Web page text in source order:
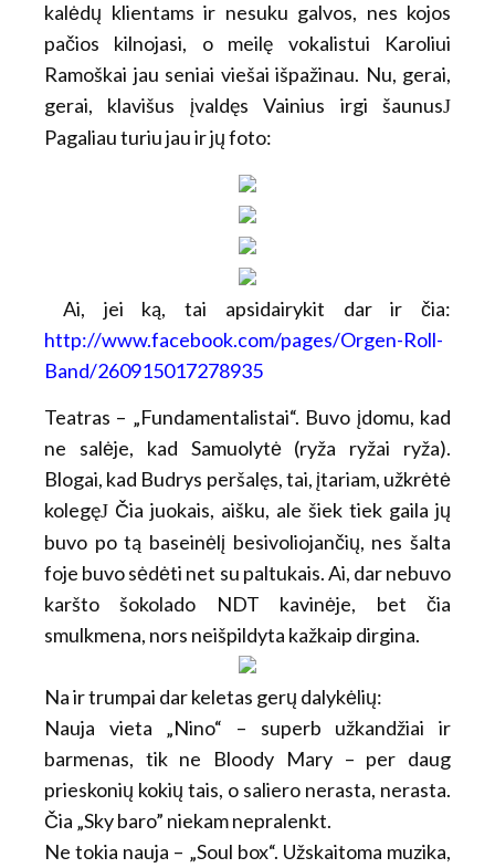
kalėdų klientams ir nesuku galvos, nes kojos
pačios kilnojasi, o meilę vokalistui Karoliui
Ramoškai jau seniai viešai išpažinau. Nu, gerai,
gerai, klavišus įvaldęs Vainius irgi šaunusJ
Pagaliau turiu jau ir jų foto:
Ai, jei ką, tai apsidairykit dar ir čia:
http://www.facebook.com/pages/Orgen-Roll-
Band/260915017278935
Teatras – „Fundamentalistai“. Buvo įdomu, kad
ne salėje, kad Samuolytė (ryža ryžai ryža).
Blogai, kad Budrys peršalęs, tai, įtariam, užkrėtė
kolegęJ Čia juokais, aišku, ale šiek tiek gaila jų
buvo po tą baseinėlį besivoliojančių, nes šalta
foje buvo sėdėti net su paltukais. Ai, dar nebuvo
karšto šokolado NDT kavinėje, bet čia
smulkmena, nors neišpildyta kažkaip dirgina.
Na ir trumpai dar keletas gerų dalykėlių:
Nauja vieta „Nino“ – superb užkandžiai ir
barmenas, tik ne Bloody Mary – per daug
prieskonių kokių tais, o saliero nerasta, nerasta.
Čia „Sky baro” niekam nepralenkt.
Ne tokia nauja – „Soul box“. Užskaitoma muzika,